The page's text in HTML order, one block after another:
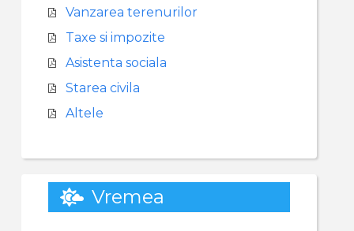
Vanzarea terenurilor
Taxe si impozite
Asistenta sociala
Starea civila
Altele
Vremea